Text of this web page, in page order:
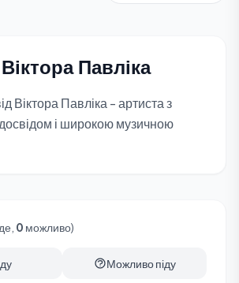
Павліка
Віктора Павліка - артиста з
і широкою музичною
0 можливо)
Можливо піду